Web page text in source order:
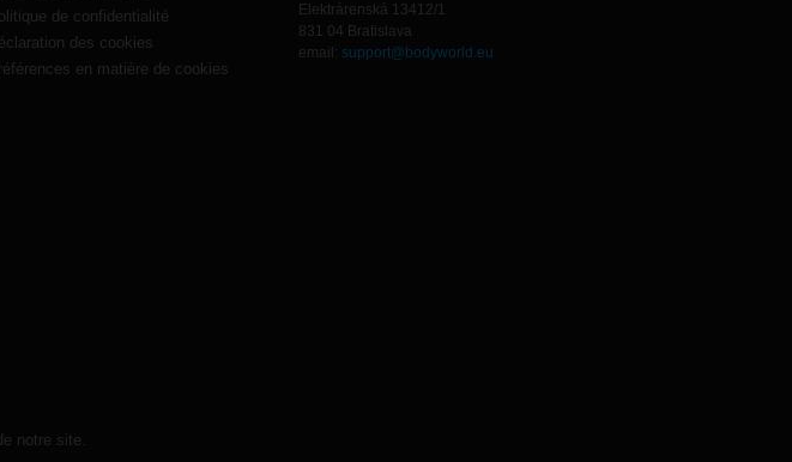
de confidentialité
des cookies
en matière de cookies
Elektrárenská 13412/1
831 04 Bratislava
email: support@bodyworld.eu
notre site.